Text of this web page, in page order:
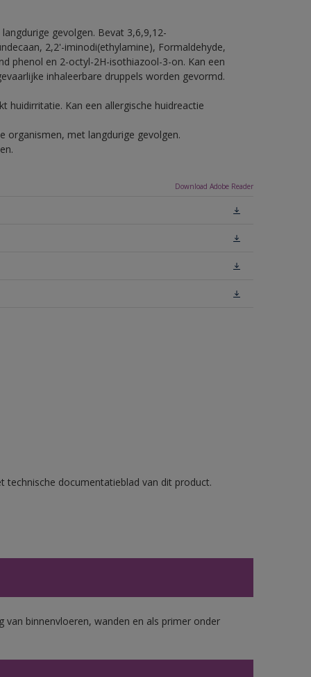
gevolgen. Bevat 3,6,9,12-
2,2'-iminodi(ethylamine), Formaldehyde,
phenol en 2-octyl-2H-isothiazool-3-on. Kan een
inhaleerbare druppels worden gevormd.
huidirritatie. Kan een allergische huidreactie
organismen, met langdurige gevolgen.
Download Adobe Reader
technische documentatieblad van dit product.
binnenvloeren, wanden en als primer onder